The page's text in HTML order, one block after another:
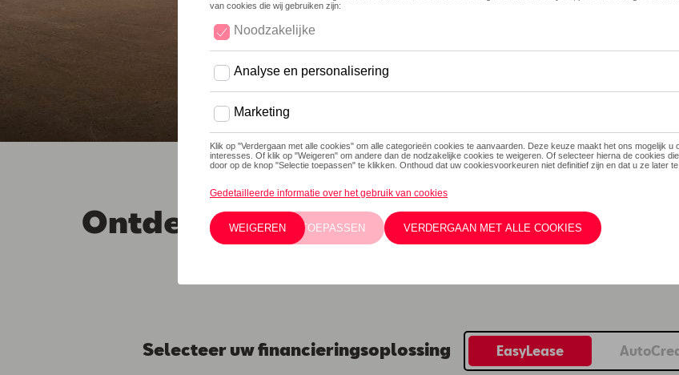
SEAT GELOOFT IN DE
HET: 8 JAAR GRATIS
Ontdek onze aanbiedingen
Selecteer uw financieringsoplossing EasyLease